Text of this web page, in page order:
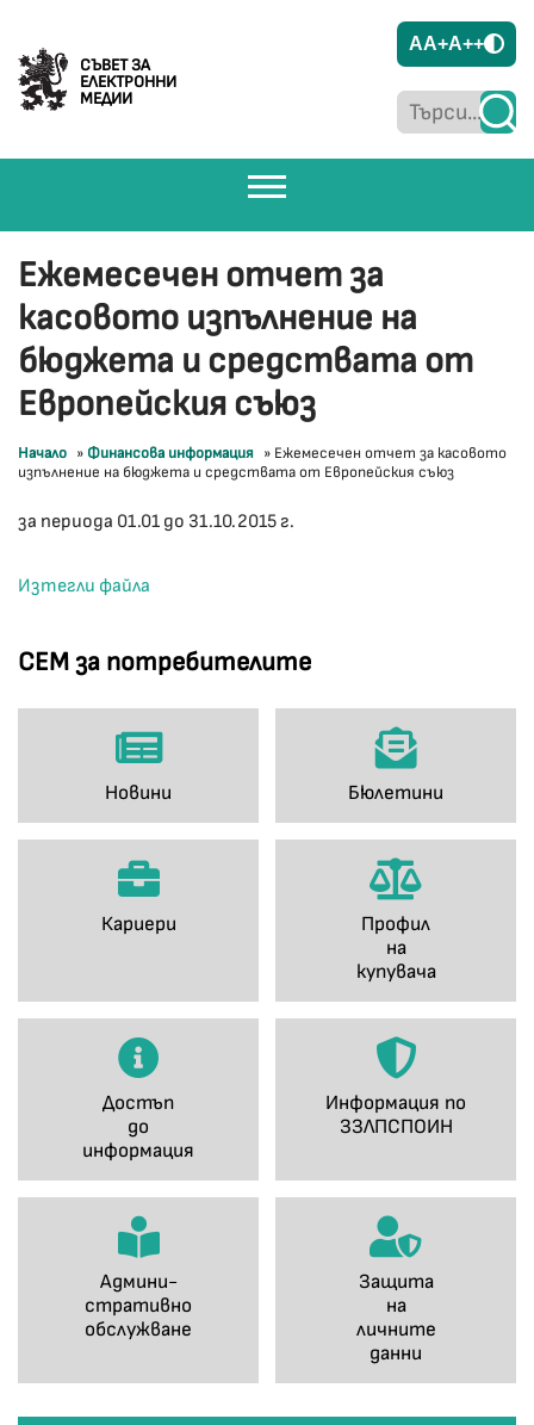
СЪВЕТ ЗА
ЕЛЕКТРОННИ
МЕДИИ
AA+A++
СЕМ за потребителите
Новини Бюлетини
Кариери
Профил
на
купувача
Достъп
до
информация
Информация по
ЗЗЛПСПОИН
Админи-
стративно
обслужване
Защита
на
личните
данни
Ежемесечен отчет за
касовото изпълнение на
бюджета и средствата от
Европейския съюз
Начало » Финансова информация » Ежемесечен отчет за касовото
изпълнение на бюджета и средствата от Европейския съюз
за периода 01.01 до 31.10.2015 г.
Изтегли файла